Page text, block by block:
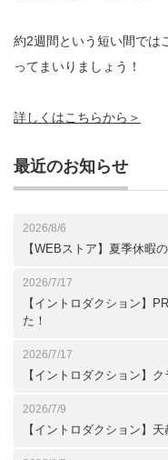
約2週間という短い間では
ってまいりましょう！
詳しくはこちらから＞
最近のお知らせ
2026/8/6
【WEBストア】夏季休暇
2026/7/17
【イントロダクション】
た！
2026/7/17
【イントロダクション】
2026/7/9
【イントロダクション】天